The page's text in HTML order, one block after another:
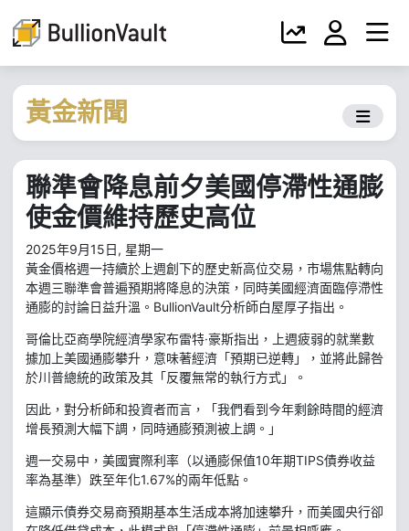
黃金新聞
聯準會降息前夕美國停滯性通膨
使金價維持歷史高位
2025年9月15日, 星期一
黃金價格週一持續於上週創下的歷史新高位交易，市場焦點轉向
本週三聯準會普遍預期將降息的決策，同時美國經濟面臨停滯性
通膨的討論日益升溫。BullionVault分析師白屋厚子指出。
哥倫比亞商學院經濟學家布雷特·豪斯指出，上週疲弱的就業數
據加上美國通膨攀升，意味著經濟「預期已逆轉」，並將此歸咎
於川普總統的政策及其「反覆無常的執行方式」。
因此，對分析師和投資者而言，「我們看到今年剩餘時間的經濟
增長預測大幅下調，同時通膨預測被上調。」
週一交易中，美國實際利率（以通膨保值10年期TIPS債券收益
率為基準）跌至年化1.67%的兩年低點。
這顯示債券交易商預期基本生活成本將加速攀升，而美國央行卻